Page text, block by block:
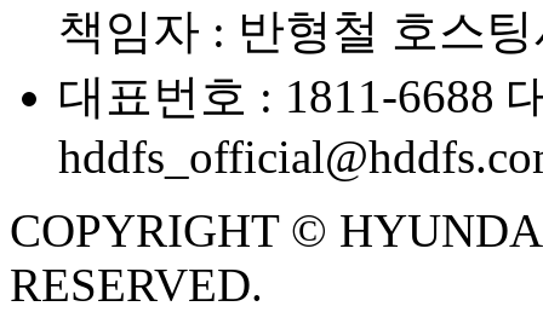
책임자 : 반형철 호스
대표번호 : 1811-6688
COPYRIGHT ©
RESERVED.